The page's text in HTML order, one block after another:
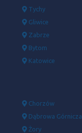
Tychy
Gliwice
Zabrze
Bytom
Katowice
Chorzów
Dąbrowa Górnicza
Żory